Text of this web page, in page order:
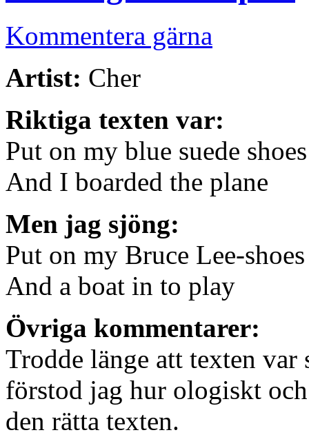
Kommentera gärna
Artist: Cher
Riktiga texten var:
Put on my blue suede shoes
And I boarded the plane
Men jag sjöng:
Put on my Bruce Lee-shoes
And a boat in to play
Övriga kommentarer:
Trodde länge att texten var
förstod jag hur ologiskt
den rätta texten.